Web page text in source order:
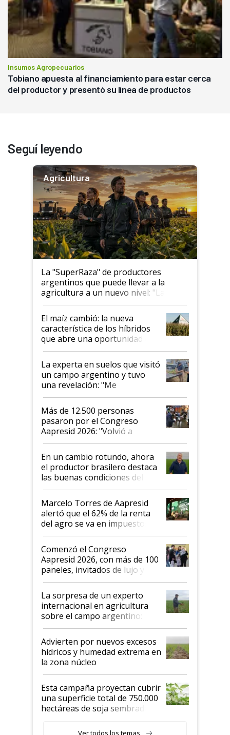
Insumos Agropecuarios
Tobiano apuesta al financiamiento para estar cerca
del productor y presentó su línea de productos
Seguí leyendo
Agricultura
La "SuperRaza" de productores
argentinos que puede llevar a la
agricultura a un nuevo nivel: "Las
posibilidades de crecimiento son
infinitas"
El maíz cambió: la nueva
característica de los híbridos
que abre una oportunidad en
el lote
La experta en suelos que visitó
un campo argentino y tuvo
una revelación: "Me
impresionó mucho"
Más de 12.500 personas
pasaron por el Congreso
Aapresid 2026: "Volvió a
demostrar que hablar del
suelo es hablar de todo el
sistema productivo"
En un cambio rotundo, ahora
el productor brasilero destaca
las buenas condiciones del
agro argentino para invertir:
"Los veo más motivados"
Marcelo Torres de Aapresid
alertó que el 62% de la renta
del agro se va en impuestos:
"No es bueno que en
Argentina se sigan discutiendo
las mismas cosas de hace 50
años"
Comenzó el Congreso
Aapresid 2026, con más de 100
paneles, invitados de lujo y
todas las tendencias
La sorpresa de un experto
internacional en agricultura
sobre el campo argentino:
"Estoy muy impresionado"
Advierten por nuevos excesos
hídricos y humedad extrema en
la zona núcleo
Esta campaña proyectan cubrir
una superficie total de 750.000
hectáreas de soja sembradas
variedades que marcan un
Ver todos los temas